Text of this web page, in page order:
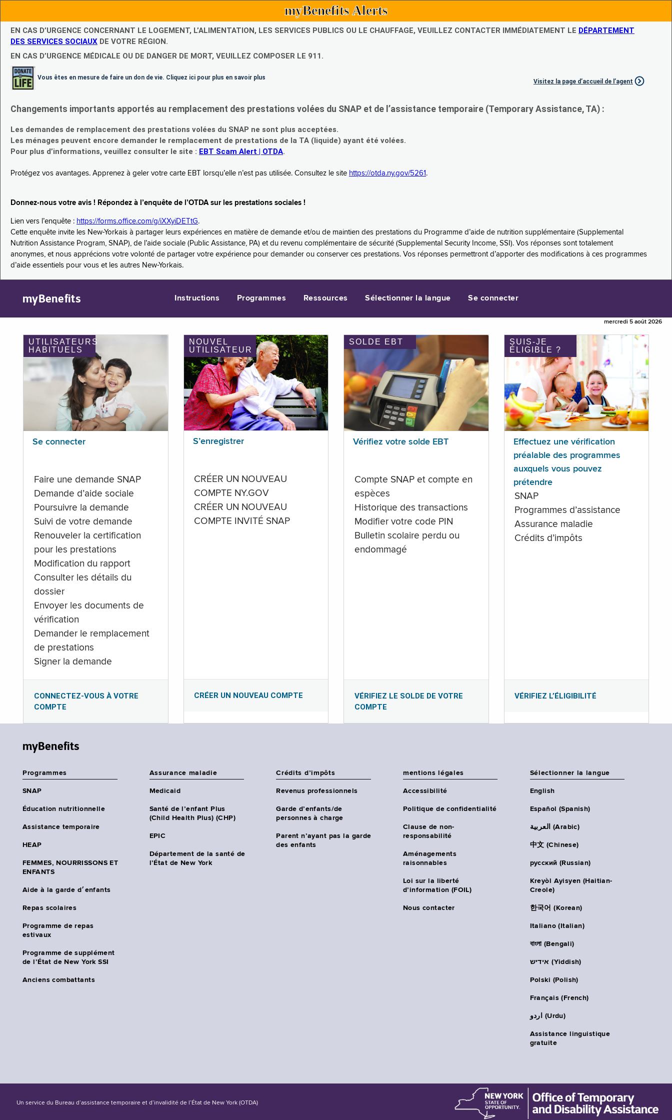
myBenefits Alerts
EN CAS D’URGENCE CONCERNANT LE LOGEMENT, L’ALIMENTATION, LES SERVICES PUBLICS OU LE CHAUFFAGE, VEUILLEZ CONTACTER IMMÉDIATEMENT LE DÉPARTEMENT
DES SERVICES SOCIAUX DE VOTRE RÉGION.
EN CAS D’URGENCE MÉDICALE OU DE DANGER DE MORT, VEUILLEZ COMPOSER LE 911.
Vous êtes en mesure de faire un don de vie. Cliquez ici pour plus en savoir plus
Visitez la page d’accueil de l’agent
Changements importants apportés au remplacement des prestations volées du SNAP et de l’assistance temporaire (Temporary Assistance, TA) :
Les demandes de remplacement des prestations volées du SNAP ne sont plus acceptées.
Les ménages peuvent encore demander le remplacement de prestations de la TA (liquide) ayant été volées.
Pour plus d’informations, veuillez consulter le site : EBT Scam Alert | OTDA.
Protégez vos avantages. Apprenez à geler votre carte EBT lorsqu’elle n’est pas utilisée. Consultez le site https://otda.ny.gov/5261 .
Donnez-nous votre avis ! Répondez à l’enquête de l’OTDA sur les prestations sociales !
Lien vers l’enquête : https://forms.office.com/g/iXXyiDETtG.
Cette enquête invite les New-Yorkais à partager leurs expériences en matière de demande et/ou de maintien des prestations du Programme d’aide de nutrition supplémentaire (Supplemental
Nutrition Assistance Program, SNAP), de l’aide sociale (Public Assistance, PA) et du revenu complémentaire de sécurité (Supplemental Security Income, SSI). Vos réponses sont totalement
anonymes, et nous apprécions votre volonté de partager votre expérience pour demander ou conserver ces prestations. Vos réponses permettront d’apporter des modifications à ces programmes
d’aide essentiels pour vous et les autres New-Yorkais.
myBenefits Instructions Programmes Ressources Sélectionner la langue Se connecter
mercredi 5 août 2026
UTILISATEURS
HABITUELS
Se connecter
Faire une demande SNAP
Demande d’aide sociale
Poursuivre la demande
Suivi de votre demande
Renouveler la certification
pour les prestations
Modification du rapport
Consulter les détails du
dossier
Envoyer les documents de
vérification
Demander le remplacement
de prestations
Signer la demande
CONNECTEZ-VOUS À VOTRE
COMPTE
NOUVEL
UTILISATEUR
S’enregistrer
CRÉER UN NOUVEAU
COMPTE NY.GOV
CRÉER UN NOUVEAU
COMPTE INVITÉ SNAP
CRÉER UN NOUVEAU COMPTE
SOLDE EBT
Vérifiez votre solde EBT
Compte SNAP et compte en
espèces
Historique des transactions
Modifier votre code PIN
Bulletin scolaire perdu ou
endommagé
VÉRIFIEZ LE SOLDE DE VOTRE
COMPTE
SUIS-JE
ÉLIGIBLE ?
Effectuez une vérification
préalable des programmes
auxquels vous pouvez
prétendre
SNAP
Programmes d’assistance
Assurance maladie
Crédits d’impôts
VÉRIFIEZ L’ÉLIGIBILITÉ
myBenefits
Programmes
SNAP
Éducation nutritionnelle
Assistance temporaire
HEAP
FEMMES, NOURRISSONS ET
ENFANTS
Aide à la garde d׳enfants
Repas scolaires
Programme de repas
estivaux
Programme de supplément
de l’État de New York SSI
Anciens combattants
Assurance maladie
Medicaid
Santé de l’enfant Plus
(Child Health Plus) (CHP)
EPIC
Département de la santé de
l’État de New York
Crédits d’impôts
Revenus professionnels
Garde d’enfants/de
personnes à charge
Parent n’ayant pas la garde
des enfants
mentions légales
Accessibilité
Politique de confidentialité
Clause de non-
responsabilité
Aménagements
raisonnables
Loi sur la liberté
d’information (FOIL)
Nous contacter
Sélectionner la langue
English
Español (Spanish)
العربية (Arabic)
中文 (Chinese)
русский (Russian)
Kreyòl Ayisyen (Haitian-
Creole)
한국어 (Korean)
Italiano (Italian)
বাংলা (Bengali)
אידיש (Yiddish)
Polski (Polish)
Français (French)
اردو (Urdu)
Assistance linguistique
gratuite
Un service du Bureau d’assistance temporaire et d’invalidité de l’État de New York (OTDA)